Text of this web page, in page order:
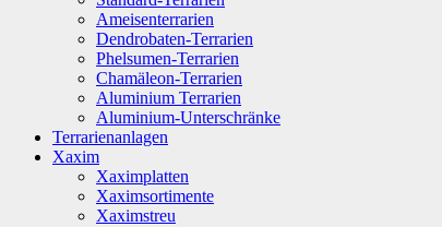
Ameisenterrarien
Dendrobaten-Terrarien
Phelsumen-Terrarien
Chamäleon-Terrarien
Aluminium Terrarien
Aluminium-Unterschränke
Terrarienanlagen
Xaxim
Xaximplatten
Xaximsortimente
Xaximstreu